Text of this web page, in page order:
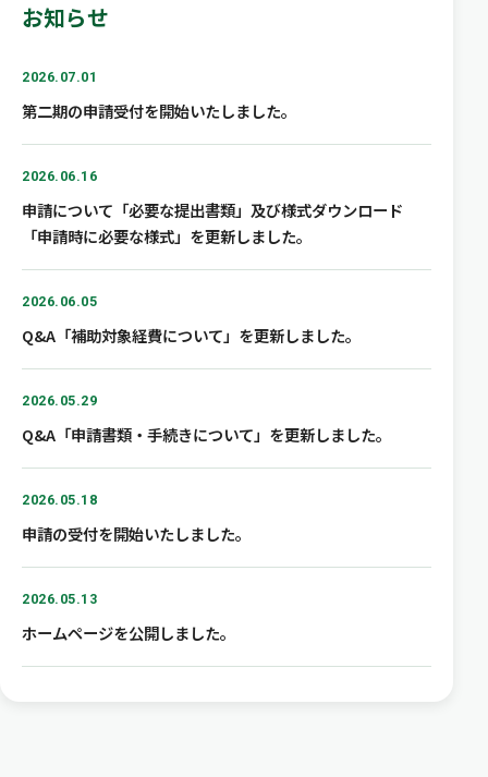
お知らせ
2026.07.01
第二期の申請受付を開始いたしました。
2026.06.16
申請について「必要な提出書類」及び様式ダウンロード
「申請時に必要な様式」を更新しました。
2026.06.05
Q&A「補助対象経費について」を更新しました。
2026.05.29
Q&A「申請書類・手続きについて」を更新しました。
2026.05.18
申請の受付を開始いたしました。
2026.05.13
ホームページを公開しました。